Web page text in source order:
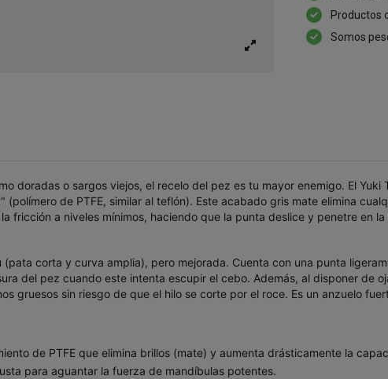
Productos
Somos
doradas o sargos viejos, el recelo del pez es tu mayor enemigo. El
(polímero de PTFE, similar al teflón). Este acabado gris mate elimina
fricción a niveles mínimos, haciendo que la punta deslice y penetre en
(pata corta y curva amplia), pero mejorada. Cuenta con una punta
del pez cuando este intenta escupir el cebo. Además, al disponer de
gruesos sin riesgo de que el hilo se corte por el roce. Es un anzuelo
de PTFE que elimina brillos (mate) y aumenta drásticamente la
para aguantar la fuerza de mandíbulas potentes.